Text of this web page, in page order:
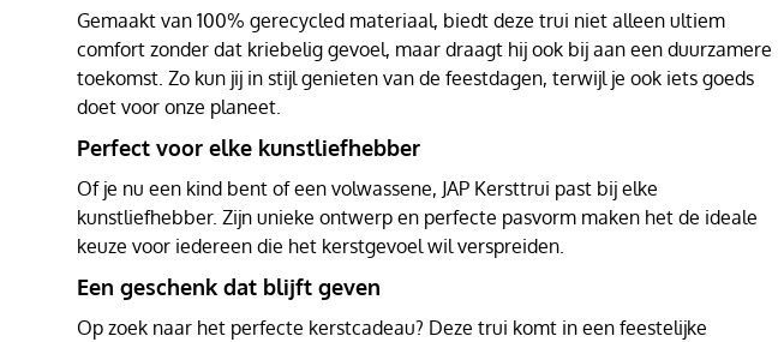
Gemaakt van 100% gerecycled materiaal, biedt deze trui niet alleen ultiem
comfort zonder dat kriebelig gevoel, maar draagt hij ook bij aan een duurzamere
toekomst. Zo kun jij in stijl genieten van de feestdagen, terwijl je ook iets goeds
doet voor onze planeet.
Perfect voor elke kunstliefhebber
Of je nu een kind bent of een volwassene, JAP Kersttrui past bij elke
kunstliefhebber. Zijn unieke ontwerp en perfecte pasvorm maken het de ideale
keuze voor iedereen die het kerstgevoel wil verspreiden.
Een geschenk dat blijft geven
Op zoek naar het perfecte kerstcadeau? Deze trui komt in een feestelijke